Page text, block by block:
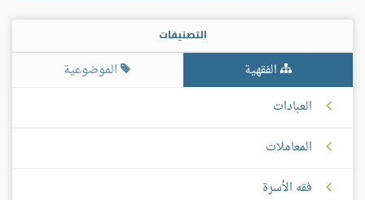
التصنيفات
الفقهية
الموضوعية
العبادات
المعاملات
فقه الأسرة